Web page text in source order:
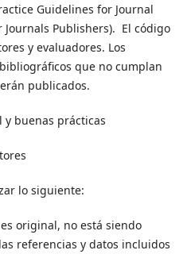
Guidelines for Journal
Journals Publishers). El código
y evaluadores. Los
que no cumplan
publicados.
y buenas prácticas
lo siguiente:
original, no está siendo
referencias y datos incluidos